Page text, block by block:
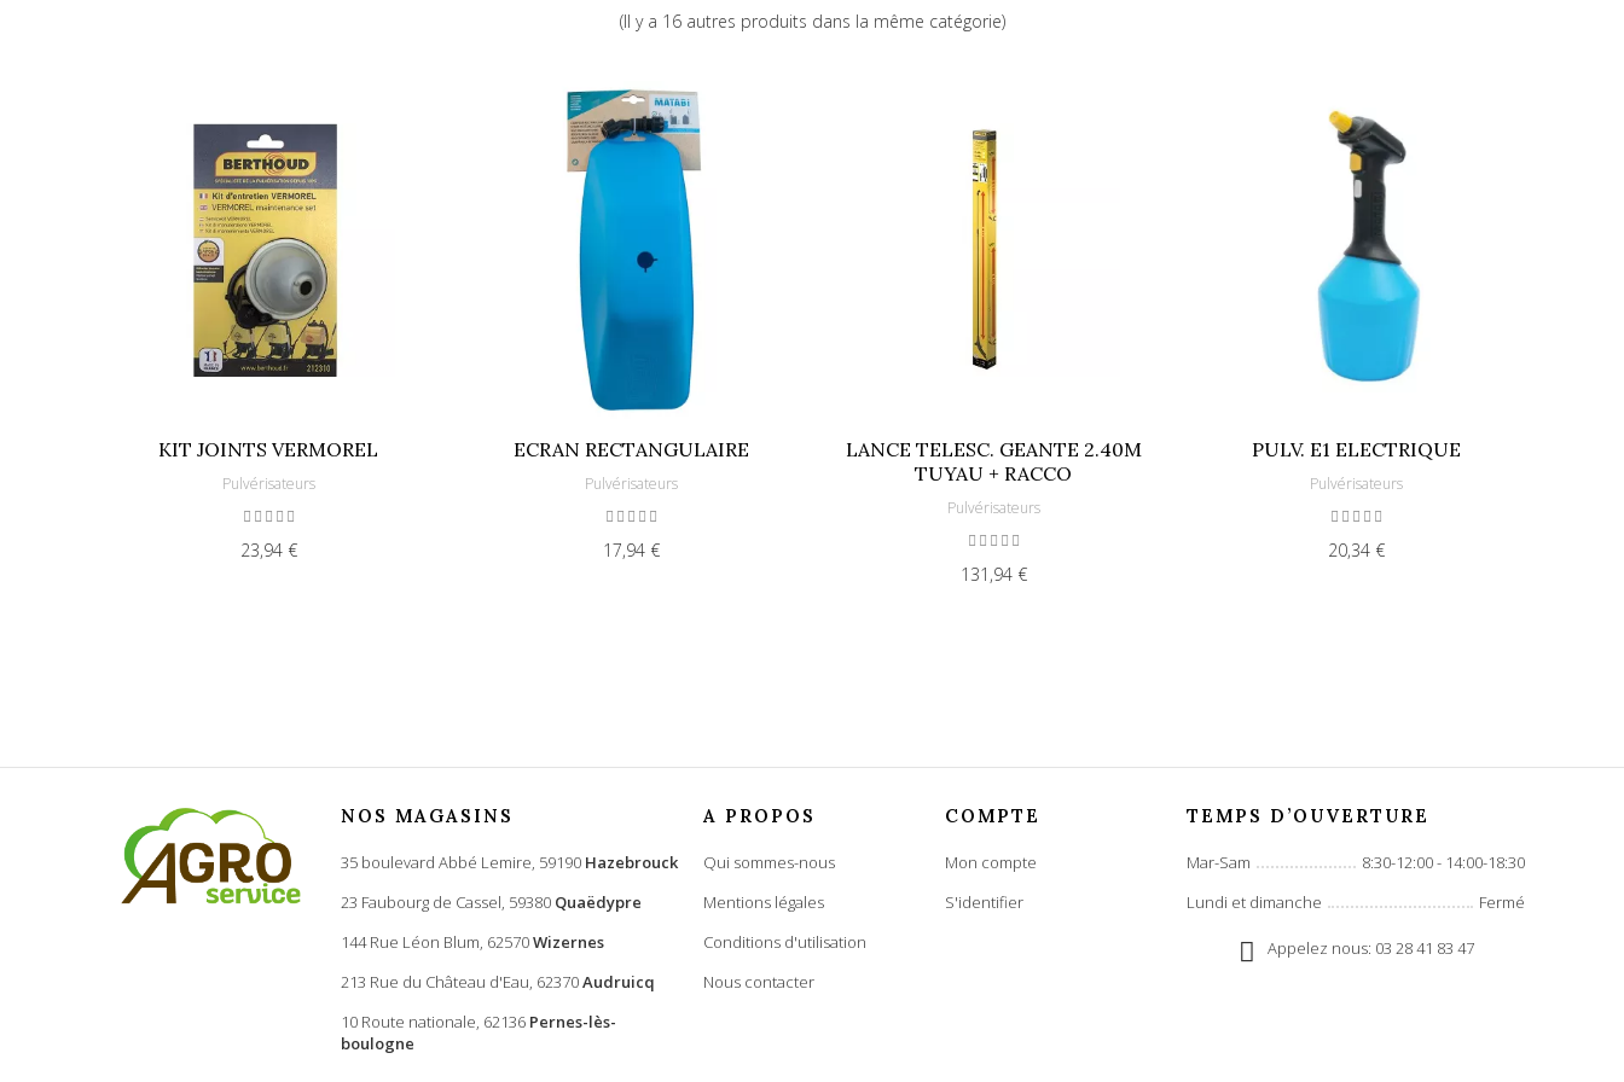
(Il y a 16 autres produits dans la même catégorie)
KIT JOINTS VERMOREL
Pulvérisateurs
23,94 €
ECRAN RECTANGULAIRE
Pulvérisateurs
17,94 €
LANCE TELESC. GEANTE 2.40M
TUYAU + RACCO
Pulvérisateurs
131,94 €
PULV. E1 ELECTRIQUE
Pulvérisateurs
20,34 €
NOS MAGASINS
35 boulevard Abbé Lemire, 59190 Hazebrouck
23 Faubourg de Cassel, 59380 Quaëdypre
144 Rue Léon Blum, 62570Wizernes
213 Rue du Château d'Eau, 62370Audruicq
10 Route nationale, 62136 Pernes-lès-
boulogne
A PROPOS
Qui sommes-nous
Mentions légales
Conditions d'utilisation
Nous contacter
COMPTE
Mon compte
S'identifier
TEMPS D’OUVERTURE
Mar-Sam
8:30-12:00 - 14:00-18:30
Lundi et dimanche
Fermé
Appelez nous: 03 28 41 83 47